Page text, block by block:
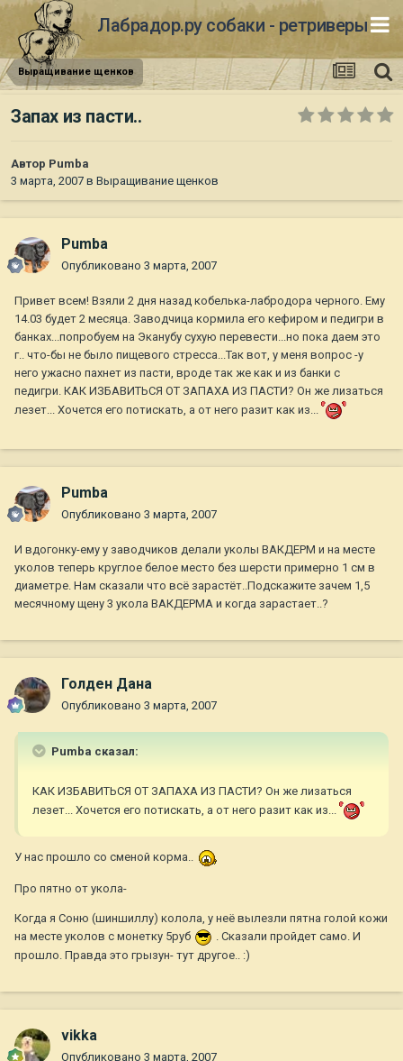
Лабрадор.ру собаки - ретриверы
Выращивание щенков
Запах из пасти..
Автор Pumba
3 марта, 2007 в Выращивание щенков
Pumba
Опубликовано 3 марта, 2007
Привет всем! Взяли 2 дня назад кобелька-лабродора черного. Ему
14.03 будет 2 месяца. Заводчица кормила его кефиром и педигри в
банках...попробуем на Эканубу сухую перевести...но пока даем это
г.. что-бы не было пищевого стресса...Так вот, у меня вопрос -у
него ужасно пахнет из пасти, вроде так же как и из банки с
педигри. КАК ИЗБАВИТЬСЯ ОТ ЗАПАХА ИЗ ПАСТИ? Он же лизаться
лезет... Хочется его потискать, а от него разит как из...
Pumba
Опубликовано 3 марта, 2007
И вдогонку-ему у заводчиков делали уколы ВАКДЕРМ и на месте
уколов теперь круглое белое место без шерсти примерно 1 см в
диаметре. Нам сказали что всё зарастёт..Подскажите зачем 1,5
месячному щену 3 укола ВАКДЕРМА и когда зарастает..?
Голден Дана
Опубликовано 3 марта, 2007
Pumba сказал:
КАК ИЗБАВИТЬСЯ ОТ ЗАПАХА ИЗ ПАСТИ? Он же лизаться
лезет... Хочется его потискать, а от него разит как из...
У нас прошло со сменой корма..
Про пятно от укола-
Когда я Соню (шиншиллу) колола, у неё вылезли пятна голой кожи
на месте уколов с монетку 5руб
. Сказали пройдет само. И
прошло. Правда это грызун- тут другое.. :)
vikka
Опубликовано 3 марта, 2007